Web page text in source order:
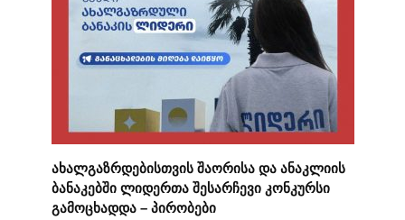
ახალგაზრდებისთვის შაორისა და ანაკლიის
ბანაკებში ლიდერთა შესარჩევი კონკურსი
გამოცხადდა – პირობები